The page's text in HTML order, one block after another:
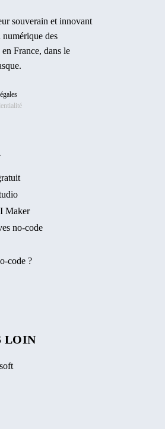
souverain et innovant
des
en France, dans le
Maker
no-code
code ?
LOIN